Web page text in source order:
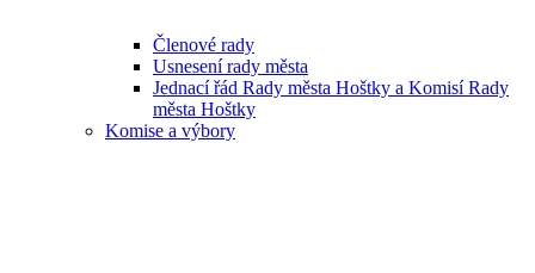
Členové rady
Usnesení rady města
Jednací řád Rady města Hoštky a Komisí Rady
města Hoštky
Komise a výbory